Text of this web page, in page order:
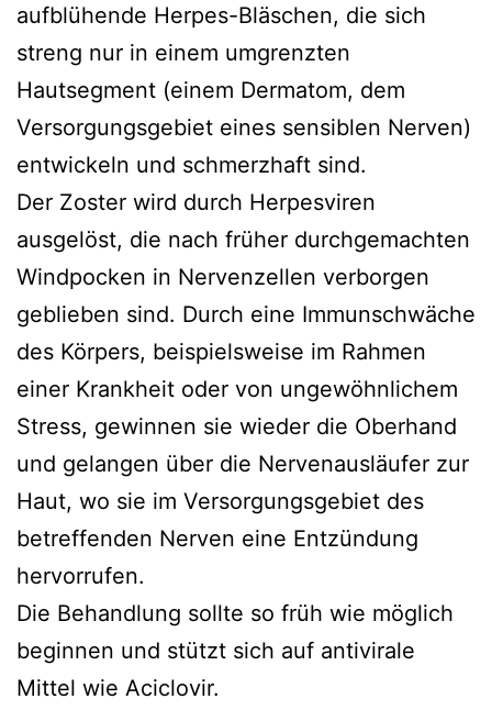
aufblühende Herpes-Bläschen, die sich
streng nur in einem umgrenzten
Hautsegment (einem Dermatom, dem
Versorgungsgebiet eines sensiblen Nerven)
entwickeln und schmerzhaft sind.
Der Zoster wird durch Herpesviren
ausgelöst, die nach früher durchgemachten
Windpocken in Nervenzellen verborgen
geblieben sind. Durch eine Immunschwäche
des Körpers, beispielsweise im Rahmen
einer Krankheit oder von ungewöhnlichem
Stress, gewinnen sie wieder die Oberhand
und gelangen über die Nervenausläufer zur
Haut, wo sie im Versorgungsgebiet des
betreffenden Nerven eine Entzündung
hervorrufen.
Die Behandlung sollte so früh wie möglich
beginnen und stützt sich auf antivirale
Mittel wie Aciclovir.